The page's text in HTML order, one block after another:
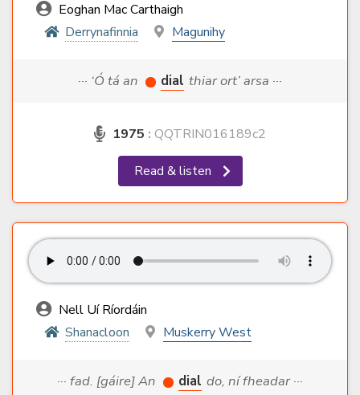
Eoghan Mac Carthaigh
Derrynafinnia
Magunihy
··· ‘Ó tá an dial thiar ort’ arsa ···
1975 : QQTRIN016189c2
Read & listen
Nell Uí Ríordáin
Shanacloon
Muskerry West
··· fad. [gáire] An dial do, ní fheadar ···